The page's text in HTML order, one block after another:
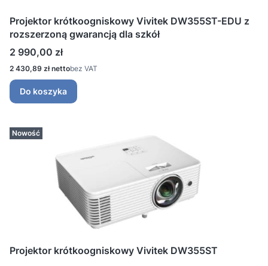
Projektor krótkoogniskowy Vivitek DW355ST-EDU z
rozszerzoną gwarancją dla szkół
Cena
2 990,00 zł
Cena
2 430,89 zł bez VAT
Do koszyka
Nowość
Projektor krótkoogniskowy Vivitek DW355ST